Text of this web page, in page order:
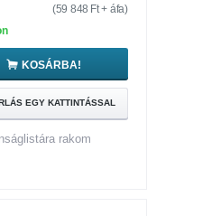
(59 848 Ft+ áfa)
KOSÁRBA!
EGY KATTINTÁSSAL
rakom